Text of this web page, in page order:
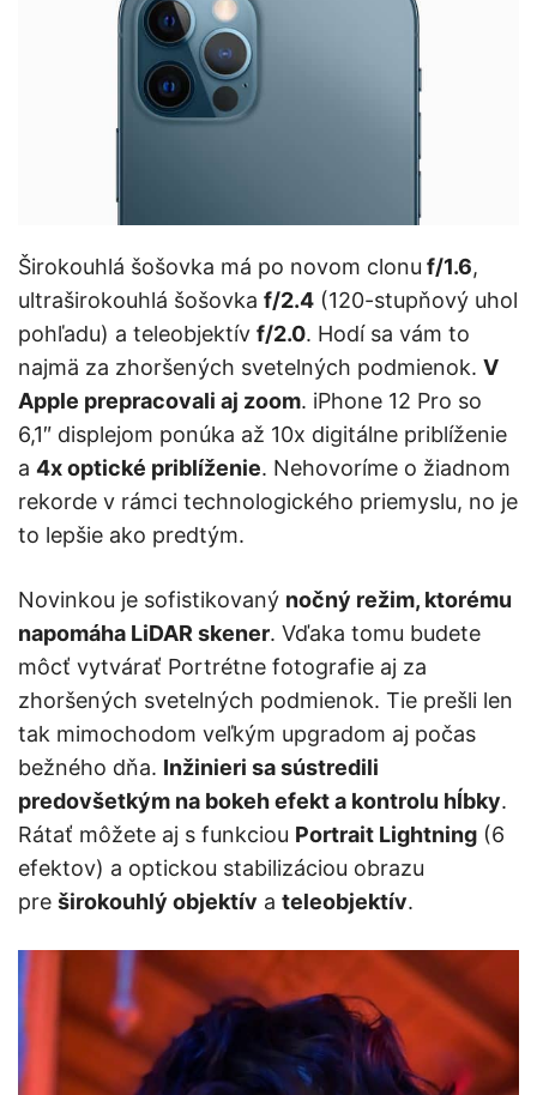
Širokouhlá šošovka má po novom clonu f/1.6,
ultraširokouhlá šošovka f/2.4 (120-stupňový uhol
pohľadu) a teleobjektív f/2.0. Hodí sa vám to
najmä za zhoršených svetelných podmienok. V
Apple prepracovali aj zoom. iPhone 12 Pro so
6,1″ displejom ponúka až 10x digitálne priblíženie
a 4x optické priblíženie. Nehovoríme o žiadnom
rekorde v rámci technologického priemyslu, no je
to lepšie ako predtým.
Novinkou je sofistikovaný nočný režim, ktorému
napomáha LiDAR skener. Vďaka tomu budete
môcť vytvárať Portrétne fotografie aj za
zhoršených svetelných podmienok. Tie prešli len
tak mimochodom veľkým upgradom aj počas
bežného dňa. Inžinieri sa sústredili
predovšetkým na bokeh efekt a kontrolu hĺbky.
Rátať môžete aj s funkciou Portrait Lightning (6
efektov) a optickou stabilizáciou obrazu
pre širokouhlý objektív a teleobjektív.